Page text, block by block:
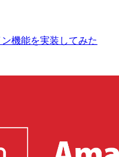
機能を実装してみた